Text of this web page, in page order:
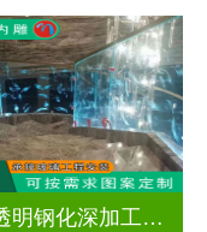
超白透明钢化深加工激光内雕精雕